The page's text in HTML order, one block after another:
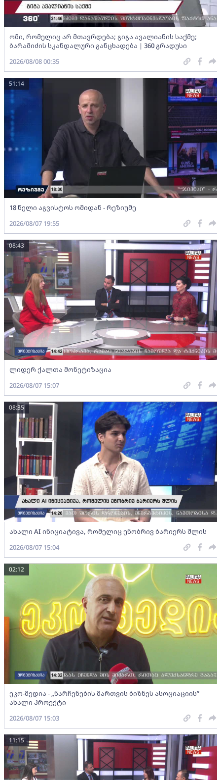
ომი, რომელიც არ მთავრდება; გიგა ავალიანის საქმე;
ბარამიძის სკანდალური განცხადება | 360 გრადუსი
2026/08/08 00:35
18 წელი აგვისტოს ომიდან - რეზიუმე
51:14
2026/08/07 19:55
ლიდერ ქალთა მონეტიზაცია
08:43
2026/08/07 15:07
ახალი AI ინიციატივა, რომელიც ენობრივ ბარიერს შლის
08:35
2026/08/07 15:04
ეკო-მედია - „ნარჩენების მართვის ბიზნეს ასოციაციის”
ახალი პროექტი
02:12
2026/08/07 15:03
11:15